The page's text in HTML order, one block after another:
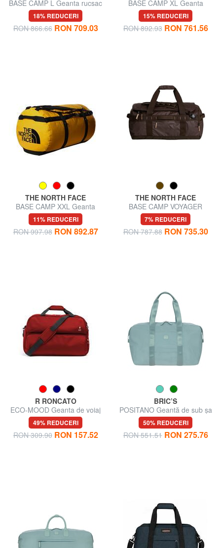
BASE CAMP L Geanta rucsac
18% REDUCERI
RON 866.66 RON 709.03
BASE CAMP XL Geanta
rucsac
15% REDUCERI
RON 892.93 RON 761.56
THE NORTH FACE
BASE CAMP XXL Geanta
rucsac
11% REDUCERI
RON 997.98 RON 892.87
THE NORTH FACE
BASE CAMP VOYAGER
Geanta rucsac 62L
7% REDUCERI
RON 787.88 RON 735.30
R RONCATO
ECO-MOOD Geanta de voiaj
rucsac
49% REDUCERI
RON 309.90 RON 157.52
BRIC’S
POSITANO Geantă de sub șa
50% REDUCERI
RON 551.51 RON 275.76